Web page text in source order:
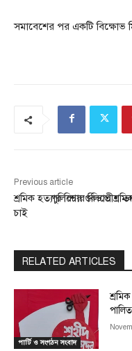
সমাবেশের পর একটি বিক্ষোভ
Previous article
শ্রমিক হত্যার বিচার বিভাগীয়
চাই
পুলিশের গুলিতে
RELATED ARTICLES
পার্টি ও সংগঠন সংবাদ
পালিত